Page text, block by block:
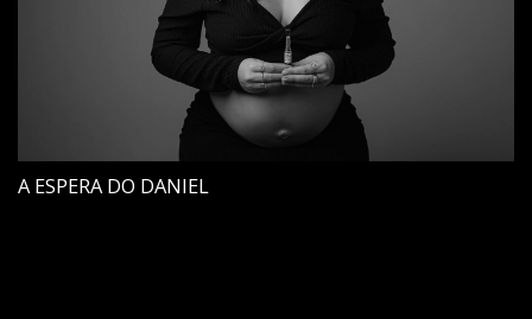
A ESPERA DO DANIEL